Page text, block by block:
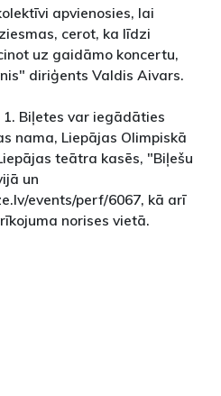
apvienosies, lai
cerot, ka līdzi
uz gaidāmo koncertu,
diriģents Valdis Aivars.
Biļetes var iegādāties
nama, Liepājas Olimpiskā
teātra kasēs, "Biļešu
un
events/perf/6067, kā arī
norises vietā.